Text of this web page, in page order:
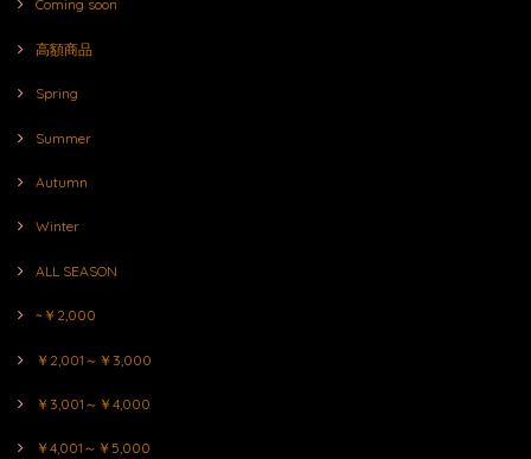
Coming soon
高額商品
Spring
Summer
Autumn
Winter
ALL SEASON
~￥2,000
￥2,001～￥3,000
￥3,001～￥4,000
￥4,001～￥5,000